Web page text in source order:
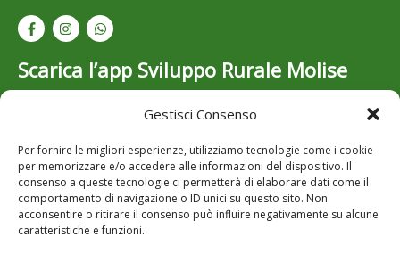
Gestisci Consenso
Per fornire le migliori esperienze, utilizziamo tecnologie come i cookie
per memorizzare e/o accedere alle informazioni del dispositivo. Il
consenso a queste tecnologie ci permetterà di elaborare dati come il
comportamento di navigazione o ID unici su questo sito. Non
acconsentire o ritirare il consenso può influire negativamente su alcune
caratteristiche e funzioni.
Scarica l’app Sviluppo Rurale Molise
Resta aggiornato su bandi, opportunità e novità dello
per iOS e Android..